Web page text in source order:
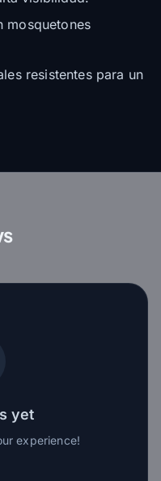
mosquetones
resistentes para un
yet
experience!